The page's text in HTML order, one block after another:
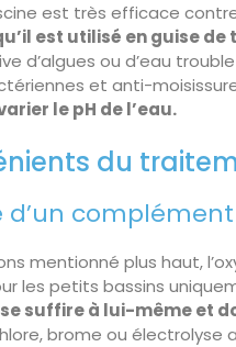
est très efficace
est utilisé en guise
d’algues ou d’eau
et anti-
le pH de l’eau.
du
d’un complément
mentionné plus haut,
les petits bassins
se suffire à lui-même et
brome ou électrolyse